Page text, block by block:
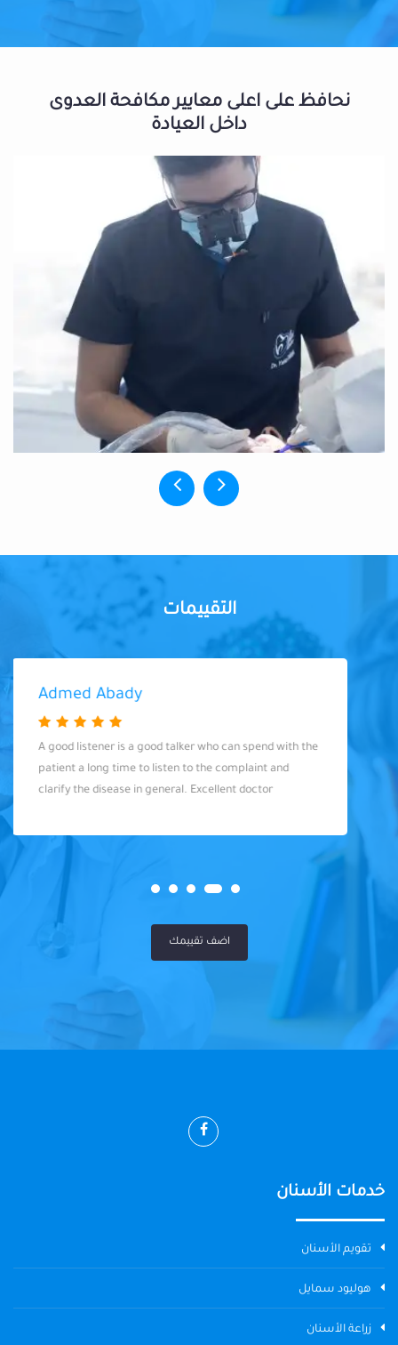
نحافظ على اعلى معايير مكافحة العدوى
داخل العيادة
التقييمات
Admed Abady
A good listener is a good talker who can spend with the
patient a long time to listen to the complaint and
clarify the disease in general. Excellent doctor
اضف تقييمك
خدمات الأسنان
تقويم الأسنان
هوليود سمايل
زراعة الأسنان